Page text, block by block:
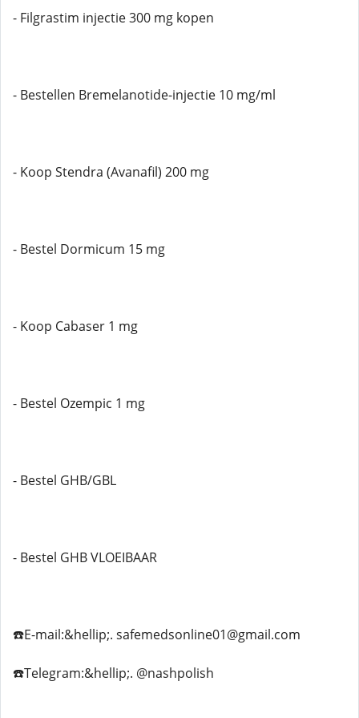
- Filgrastim injectie 300 mg kopen
- Bestellen Bremelanotide-injectie 10 mg/ml
- Koop Stendra (Avanafil) 200 mg
- Bestel Dormicum 15 mg
- Koop Cabaser 1 mg
- Bestel Ozempic 1 mg
- Bestel GHB/GBL
- Bestel GHB VLOEIBAAR
☎️E-mail:&hellip;. safemedsonline01@gmail.com
☎️Telegram:&hellip;. @nashpolish